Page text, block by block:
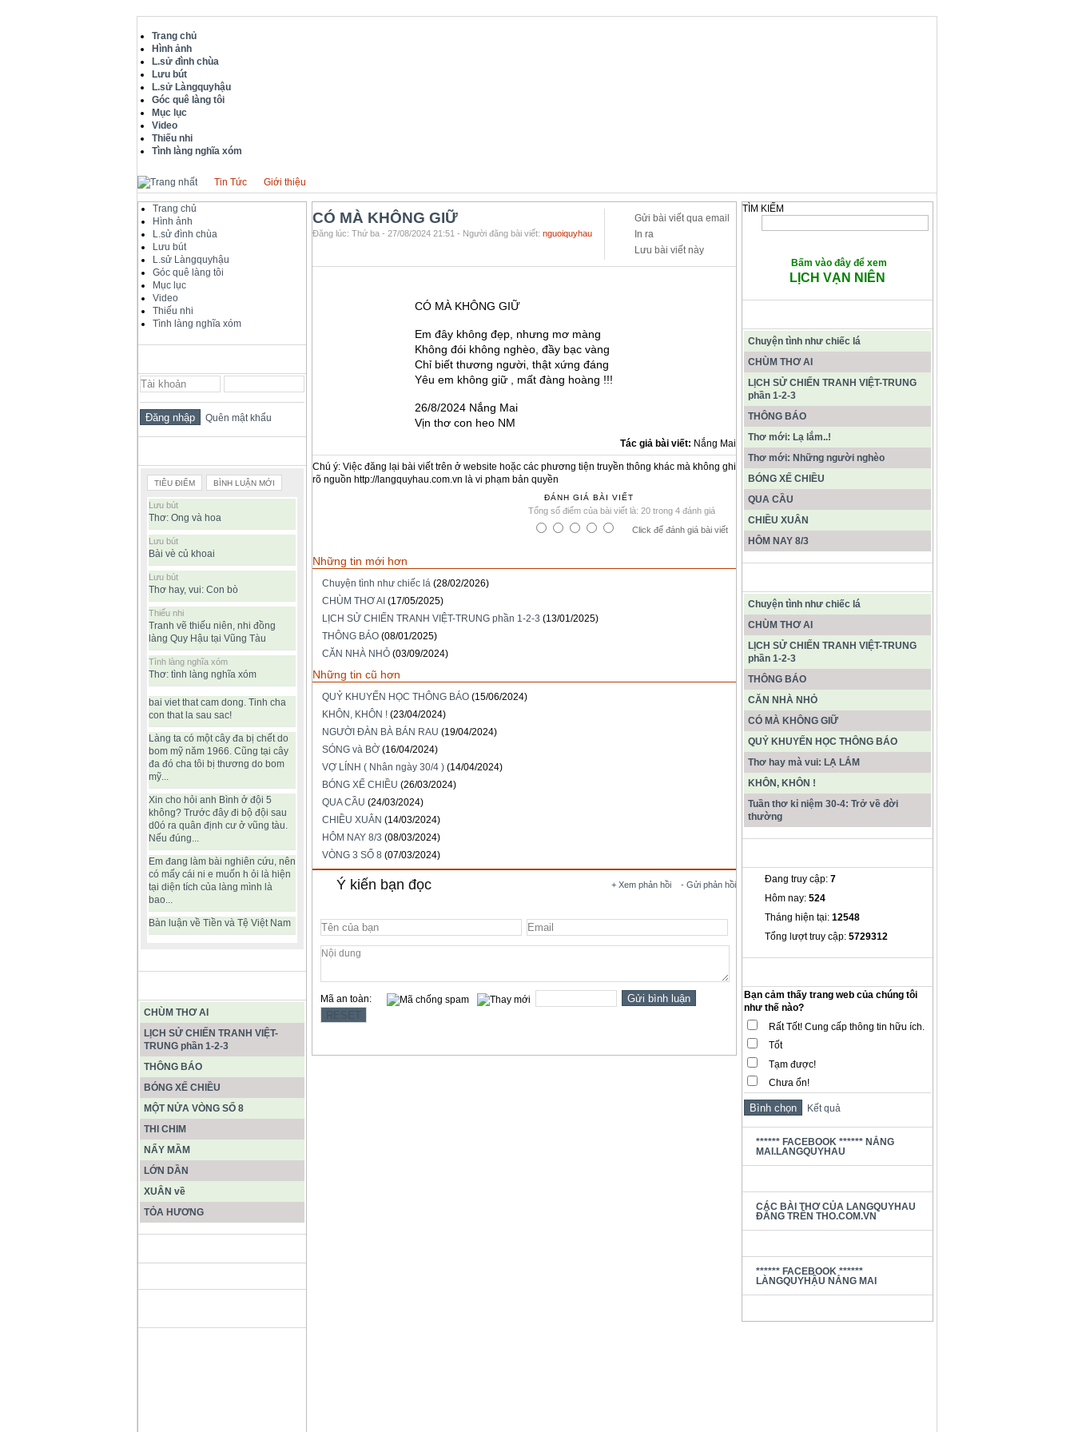
Trang chủ
Hình ảnh
L.sử đình chùa
Lưu bút
L.sử Làngquyhậu
Góc quê làng tôi
Mục lục
Video
Thiếu nhi
Tình làng nghĩa xóm
Tin Tức Giới thiệu
Trang chủ
Hình ảnh
L.sử đình chùa
Lưu bút
L.sử Làngquyhậu
Góc quê làng tôi
Mục lục
Video
Thiếu nhi
Tình làng nghĩa xóm
Quên mật khẩu
TIÊU ĐIỂM BÌNH LUẬN MỚI
Lưu bút
Thơ: Ong và hoa
Lưu bút
Bài vè củ khoai
Lưu bút
Thơ hay, vui: Con bò
Thiếu nhi
Tranh vẽ thiếu niên, nhi đồng
làng Quy Hậu tại Vũng Tàu
Tình làng nghĩa xóm
Thơ: tình làng nghĩa xóm
bai viet that cam dong. Tinh cha
con that la sau sac!
Làng ta có một cây đa bị chết do
bom mỹ năm 1966. Cũng tại cây
đa đó cha tôi bị thương do bom
mỹ...
Xin cho hỏi anh Bình ở đội 5
không? Trước đây đi bộ đội sau
d0ó ra quân định cư ở vũng tàu.
Nếu đúng...
Em đang làm bài nghiên cứu, nên
có mấy cái ni e muốn h ỏi là hiện
tại diện tích của làng mình là
bao...
Bàn luận về Tiền và Tệ Việt Nam
CHÙM THƠ AI
LỊCH SỬ CHIẾN TRANH VIỆT-
TRUNG phần 1-2-3
THÔNG BÁO
BÓNG XẾ CHIỀU
MỘT NỬA VÒNG SỐ 8
THI CHIM
NẨY MẦM
LỚN DẦN
XUÂN về
TỎA HƯƠNG
Gửi bài viết qua email
In ra
Lưu bài viết này
CÓ MÀ KHÔNG GIỮ
Đăng lúc: Thứ ba - 27/08/2024 21:51 - Người đăng bài viết: nguoiquyhau
CÓ MÀ KHÔNG GIỮ
Em đây không đẹp, nhưng mơ màng
Không đói không nghèo, đầy bạc vàng
Chỉ biết thương người, thật xứng đáng
Yêu em không giữ , mất đàng hoàng !!!
26/8/2024 Nắng Mai
Vịn thơ con heo NM
Tác giả bài viết: Nắng Mai
Chú ý: Việc đăng lại bài viết trên ở website hoặc các phương tiện truyền thông khác mà không ghi
rõ nguồn http://langquyhau.com.vn là vi phạm bản quyền
ĐÁNH GIÁ BÀI VIẾT
Tổng số điểm của bài viết là: 20 trong 4 đánh giá
Click để đánh giá bài viết
Những tin mới hơn
Chuyện tình như chiếc lá (28/02/2026)
CHÙM THƠ AI (17/05/2025)
LỊCH SỬ CHIẾN TRANH VIỆT-TRUNG phần 1-2-3 (13/01/2025)
THÔNG BÁO (08/01/2025)
CĂN NHÀ NHỎ (03/09/2024)
Những tin cũ hơn
QUỶ KHUYẾN HỌC THÔNG BÁO (15/06/2024)
KHÔN, KHÔN ! (23/04/2024)
NGƯỜI ĐÀN BÀ BÁN RAU (19/04/2024)
SÓNG và BỜ (16/04/2024)
VỢ LÍNH ( Nhân ngày 30/4 ) (14/04/2024)
BÓNG XẾ CHIỀU (26/03/2024)
QUA CẦU (24/03/2024)
CHIỀU XUÂN (14/03/2024)
HÔM NAY 8/3 (08/03/2024)
VÒNG 3 SỐ 8 (07/03/2024)
+ Xem phản hồi - Gửi phản hồi
Ý kiến bạn đọc
Mã an toàn:
TÌM KIẾM
Bấm vào đây để xem
LỊCH VẠN NIÊN
Chuyện tình như chiếc lá
CHÙM THƠ AI
LỊCH SỬ CHIẾN TRANH VIỆT-TRUNG
phần 1-2-3
THÔNG BÁO
Thơ mới: Lạ lắm..!
Thơ mới: Những người nghèo
BÓNG XẾ CHIỀU
QUA CẦU
CHIỀU XUÂN
HÔM NAY 8/3
Chuyện tình như chiếc lá
CHÙM THƠ AI
LỊCH SỬ CHIẾN TRANH VIỆT-TRUNG
phần 1-2-3
THÔNG BÁO
CĂN NHÀ NHỎ
CÓ MÀ KHÔNG GIỮ
QUỶ KHUYẾN HỌC THÔNG BÁO
Thơ hay mà vui: LẠ LẮM
KHÔN, KHÔN !
Tuần thơ kỉ niệm 30-4: Trở về đời
thường
Đang truy cập: 7
Hôm nay: 524
Tháng hiện tại: 12548
Tổng lượt truy cập: 5729312
Bạn cảm thấy trang web của chúng tôi
như thế nào?
Rất Tốt! Cung cấp thông tin hữu ích.
Tốt
Tạm được!
Chưa ổn!
Kết quả
****** FACEBOOK ****** NẮNG
MAI.LANGQUYHAU
CÁC BÀI THƠ CỦA LANGQUYHAU
ĐĂNG TRÊN THO.COM.VN
****** FACEBOOK ******
LÀNGQUYHẬU NẮNG MAI